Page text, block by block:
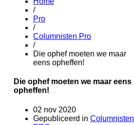
/
Pro
/
Columnisten Pro
/
Die ophef moeten we maar
eens opheffen!
Die ophef moeten we maar eens
opheffen!
02 nov 2020
Gepubliceerd in Columnisten